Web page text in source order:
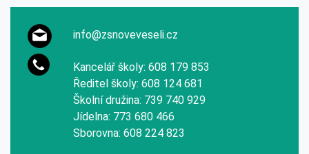
info@zsnoveveseli.cz
Kancelář školy: 608 179 853
Ředitel školy: 608 124 681
Školní družina: 739 740 929
Jídelna: 773 680 466
Sborovna: 608 224 823